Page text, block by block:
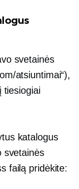
svetainės
atsiuntimai“),
tiesiogiai
katalogus
svetainės
failą pridėkite: